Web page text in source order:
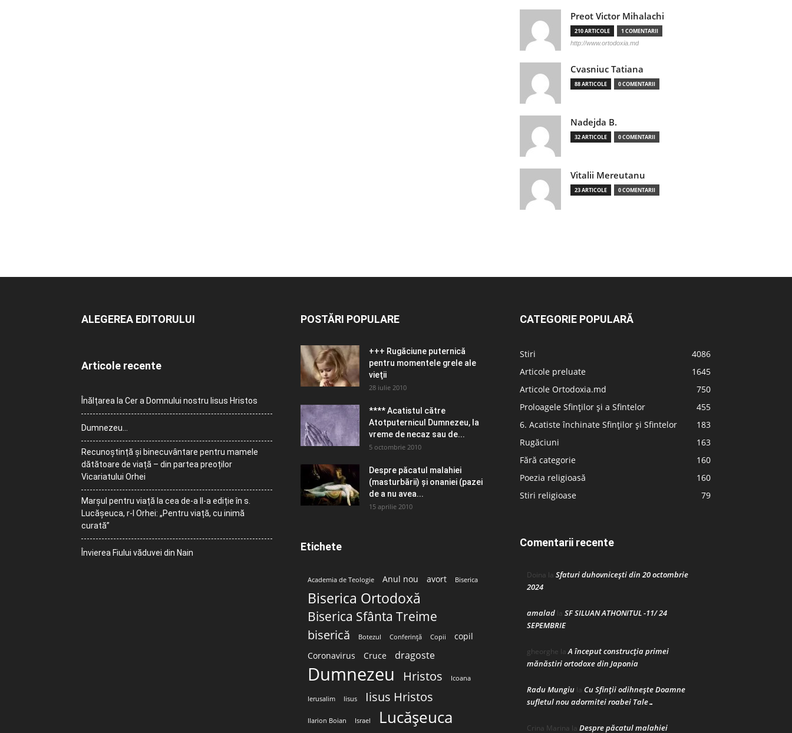
Preot Victor Mihalachi
210 ARTICOLE 1 COMENTARII
http://www.ortodoxia.md
Cvasniuc Tatiana
88 ARTICOLE 0 COMENTARII
Nadejda B.
32 ARTICOLE 0 COMENTARII
Vitalii Mereutanu
23 ARTICOLE 0 COMENTARII
ALEGEREA EDITORULUI
Articole recente
Înălțarea la Cer a Domnului nostru Iisus Hristos
Dumnezeu…
Recunoștință și binecuvântare pentru mamele
dătătoare de viață – din partea preoților
Vicariatului Orhei
Marșul pentru viață la cea de-a II-a ediție în s.
Lucășeuca, r-l Orhei: „Pentru viață, cu inimă
curată”
Învierea Fiului văduvei din Nain
POSTĂRI POPULARE
+++ Rugăciune puternică
pentru momentele grele ale
vieţii
28 iulie 2010
**** Acatistul către
Atotputernicul Dumnezeu, la
vreme de necaz sau de...
5 octombrie 2010
Despre păcatul malahiei
(masturbării) şi onaniei (pazei
de a nu avea...
15 aprilie 2010
Etichete
Academia de Teologie Anul nou avort Biserica
Biserica Ortodoxă
Biserica Sfânta Treime
biserică Botezul Conferință Copii
copil
Coronavirus
Cruce dragoste
Dumnezeu Hristos Icoana
Ierusalim Iisus Iisus Hristos
Ilarion Boian Israel Lucășeuca
CATEGORIE POPULARĂ
Stiri
4086
Articole preluate
1645
Articole Ortodoxia.md
750
Proloagele Sfinților și a Sfintelor
455
6. Acatiste închinate Sfinților și Sfintelor
183
Rugăciuni
163
Fără categorie
160
Poezia religioasă
160
Stiri religioase
79
Comentarii recente
Doina la Sfaturi duhovnicești din 20 octombrie
2024
amalad la SF SILUAN ATHONITUL -11/ 24
SEPEMBRIE
gheorghe laA început construcţia primei
mănăstiri ortodoxe din Japonia
Radu Mungiu la Cu Sfinții odihnește Doamne
sufletul nou adormitei roabei Tale…
Crina Marina la Despre păcatul malahiei